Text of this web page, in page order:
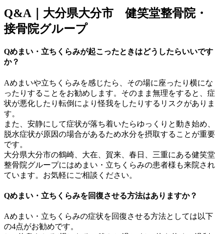
Q&A｜大分県大分市 健笑堂整骨院・
接骨院グループ
Qめまい・立ちくらみが起こったときはどうしたらいいです
か？
Aめまいや立ちくらみを感じたら、その場に座ったり横にな
ったりすることをお勧めします。そのまま無理をすると、症
状が悪化したり転倒により怪我をしたりするリスクがありま
す。
また、安静にして症状が落ち着いたらゆっくりと動き始め、
脱水症状が原因の場合があるため水分を摂取することが重要
です。
大分県大分市の鶴崎、大在、賀来、春日、三重にある健笑堂
整骨院グループにはめまい・立ちくらみの患者様も来院され
ています。お気軽にご相談ください。
Qめまい・立ちくらみを回復させる方法はありますか？
Aめまい・立ちくらみの症状を回復させる方法としては以下
の4点がお勧めです。